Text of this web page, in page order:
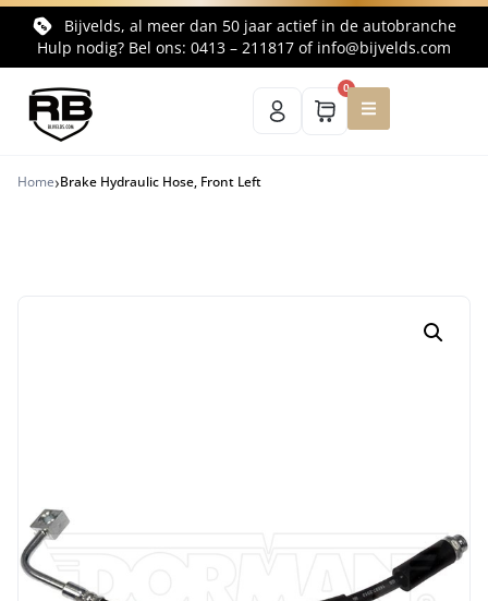
Bijvelds, al meer dan 50 jaar actief in de autobranche
Hulp nodig? Bel ons: 0413 – 211817 of info@bijvelds.com
0
Home›Brake Hydraulic Hose, Front Left